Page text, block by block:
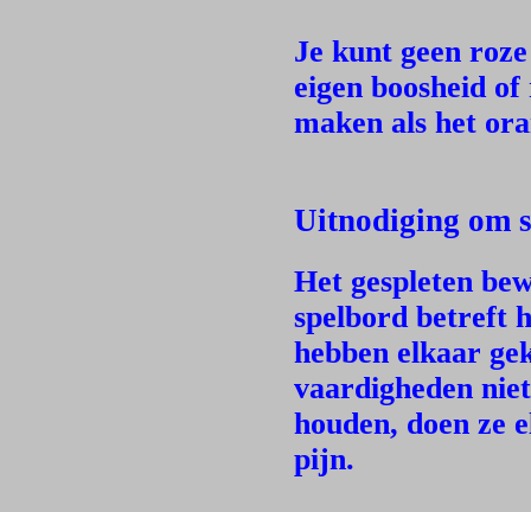
Je kunt geen
eigen boosheid
maken als het
Uitnodiging om
Het gespleten
spelbord betreft
hebben elkaar
vaardigheden
houden, doen ze
pijn.